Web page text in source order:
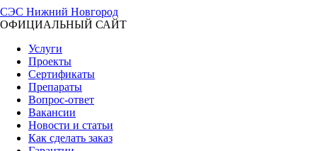
СЭС Нижний Новгород
ОФИЦИАЛЬНЫЙ САЙТ
Услуги
Проекты
Сертификаты
Препараты
Вопрос-ответ
Вакансии
Новости и статьи
Как сделать заказ